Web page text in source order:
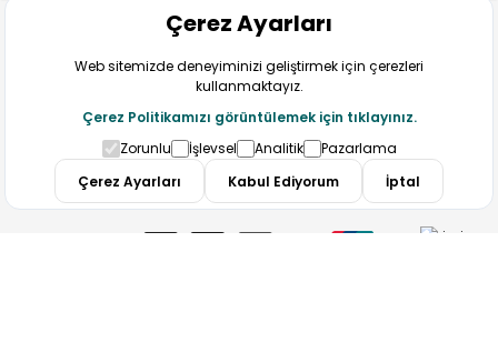
Bizi Takip Edin
Çerez Ayarları
Web sitemizde deneyiminizi geliştirmek için çerezleri
kullanmaktayız.
Çerez Politikamızı görüntülemek için tıklayınız.
Zorunlu
İşlevsel Analitik
Pazarlama
Çerez Ayarları
Kabul Ediyorum İptal